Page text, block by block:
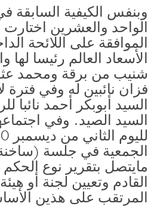
وبنفس الكيفية السابقة
الواحد والعشرين اختارت
الموافقة على اللائحة
الأسعاد العالم رئيسا
شنيب من برقة ومحمد
فزان نائبين له وفي
السيد أبوبكر أحمد نائبا
السيد الصيد. وفي
الجمعية في جلسة
مايتصل بتقرير نوع
القادم وتعيين لجنة أو
المرتقب على هذين